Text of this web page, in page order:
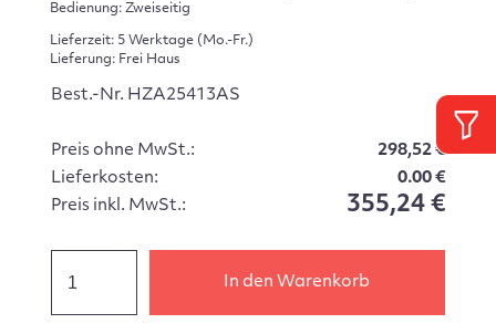
Bedienung: Zweiseitig
Lieferzeit: 5 Werktage (Mo.-Fr.)
Lieferung: Frei Haus
Best.-Nr. HZA25413AS
Preis ohne MwSt.:
298,52 €
Lieferkosten:
0.00 €
Preis inkl. MwSt.:
355,24 €
In den Warenkorb